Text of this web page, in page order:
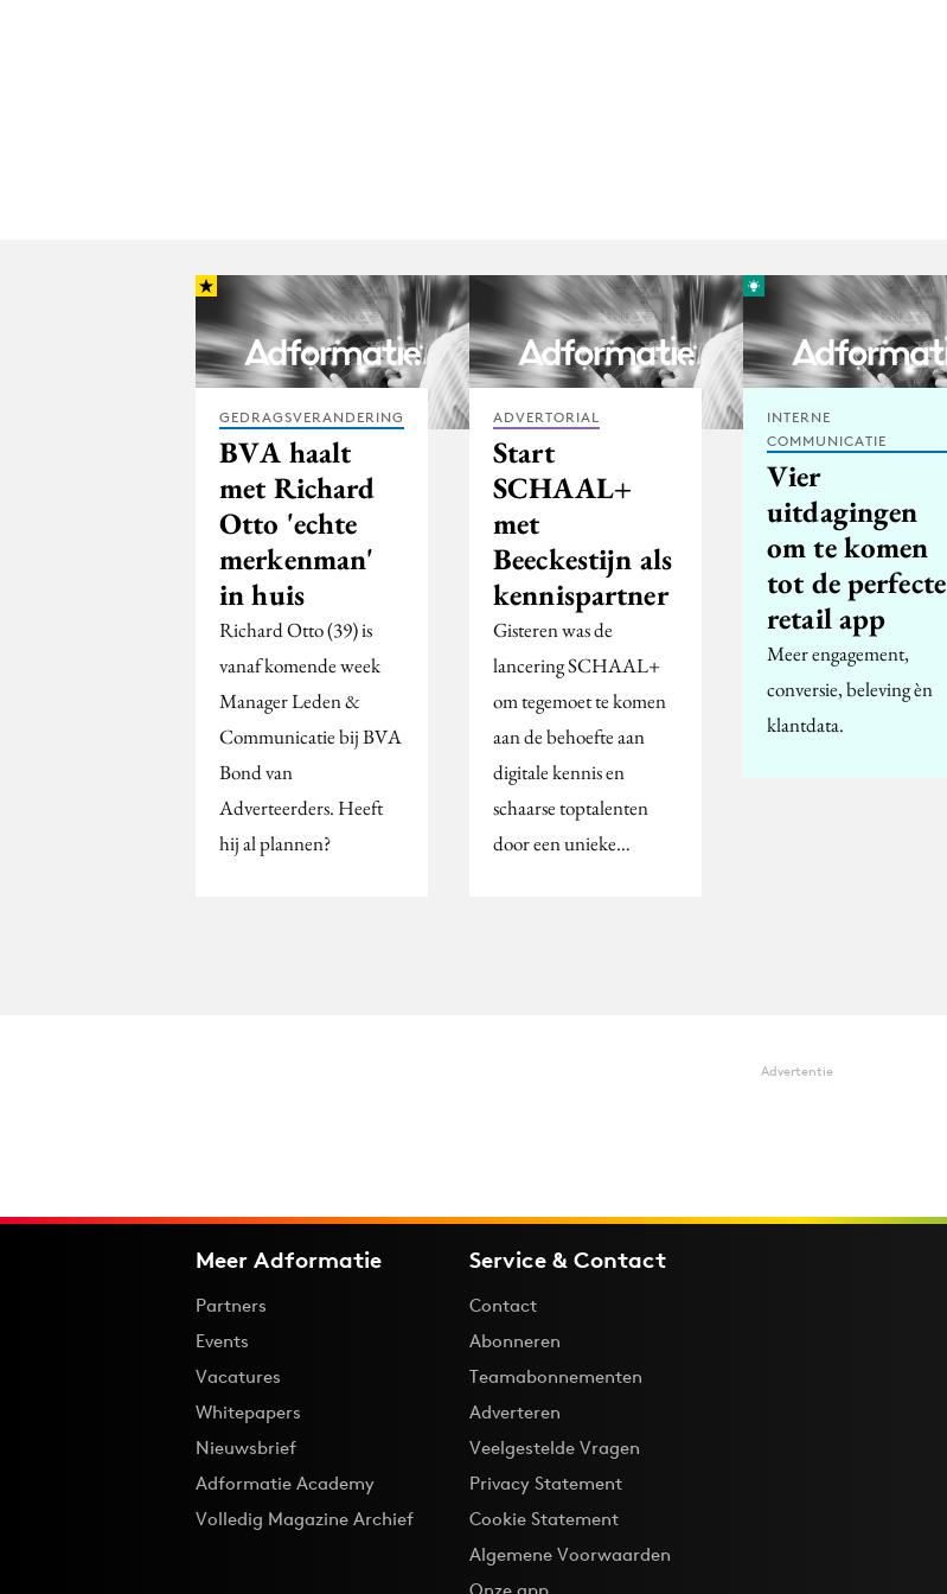
GEDRAGSVERANDERING
BVA haalt
met Richard
Otto 'echte
merkenman'
in huis
Richard Otto (39) is
vanaf komende week
Manager Leden &
Communicatie bij BVA
Bond van
Adverteerders. Heeft
hij al plannen?
ADVERTORIAL
Start
SCHAAL+
met
Beeckestijn als
kennispartner
Gisteren was de
lancering SCHAAL+
om tegemoet te komen
aan de behoefte aan
digitale kennis en
schaarse toptalenten
door een unieke…
INTERNE
COMMUNICATIE
Vier
uitdagingen
om te komen
tot de perfecte
retail app
Meer engagement,
conversie, beleving èn
klantdata.
Advertentie
Meer Adformatie
Partners
Events
Vacatures
Whitepapers
Nieuwsbrief
Adformatie Academy
Volledig Magazine Archief
Service & Contact
Contact
Abonneren
Teamabonnementen
Adverteren
Veelgestelde Vragen
Privacy Statement
Cookie Statement
Algemene Voorwaarden